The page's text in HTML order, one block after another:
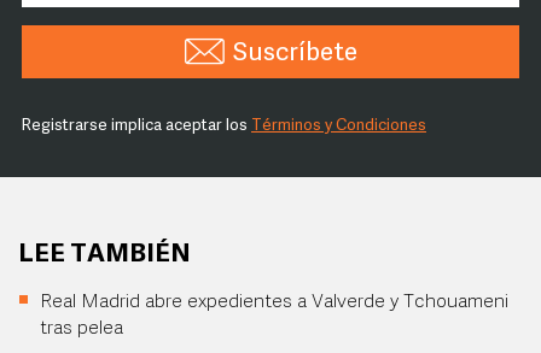
Suscríbete
Registrarse implica aceptar los Términos y Condiciones
LEE TAMBIÉN
Real Madrid abre expedientes a Valverde y Tchouameni
tras pelea